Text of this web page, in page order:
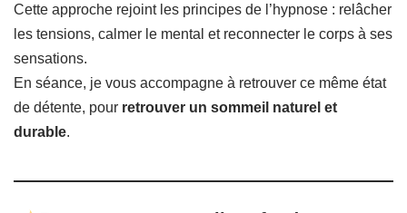
Cette approche rejoint les principes de l’hypnose : relâcher
les tensions, calmer le mental et reconnecter le corps à ses
sensations.
En séance, je vous accompagne à retrouver ce même état
de détente, pour retrouver un sommeil naturel et
durable.